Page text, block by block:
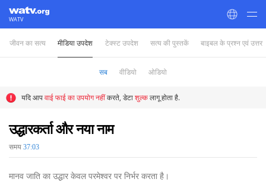
WATV
World Mission Society Church of God
जीवन का सत्य मीडिया उपदेश टेक्स्ट उपदेश सत्य की पुस्तकें बाइबल के प्रश्न एवं उत्तर
सब वीडियो ओडियो
यदि आपवाई फाई का उपयोग नहींकरते, डेटाशुल्कलागू होता है.
उद्धारकर्ता और नया नाम
समय 37:03
मानव जाति का उद्धार केवल परमेश्वर पर निर्भर करता है।